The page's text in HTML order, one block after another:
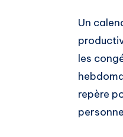
Un
les
repère